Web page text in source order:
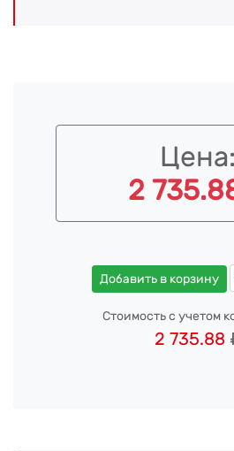
Цена:
2
Добавить в корзину
Стоимость с учетом
2 735.88